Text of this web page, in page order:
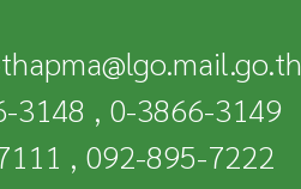
3148 , 0-3866-3149
, 092-895-7222